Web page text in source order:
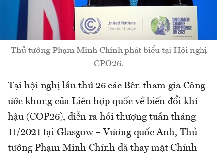
Thủ tướng Phạm Minh Chính phát biểu tại Hội nghị
CPO26.
Tại hội nghị lần thứ 26 các Bên tham gia Công
ước khung của Liên hợp quốc về biến đổi khí
hậu (COP26), diễn ra hồi thượng tuần tháng
11/2021 tại Glasgow – Vương quốc Anh, Thủ
tướng Phạm Minh Chính đã thay mặt Chính